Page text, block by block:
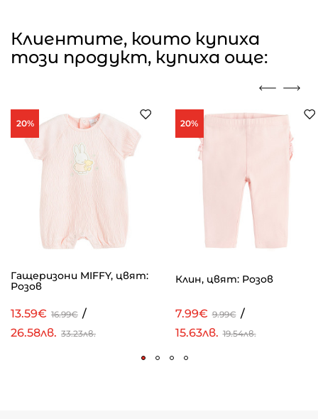
Клиентите, които купиха
този продукт, купиха още:
20%
Гащеризони MIFFY, цвят:
Розов
13.59€ 16.99€ /
26.58лв. 33.23лв.
20%
Клин, цвят: Розов
7.99€ 9.99€ /
15.63лв. 19.54лв.